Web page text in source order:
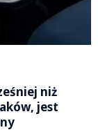
niż
jest